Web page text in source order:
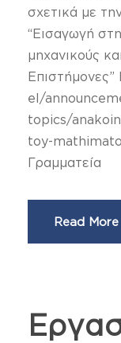
σχετικά με
“Εισαγωγή
μηχανικούς και
el/
topics/
toy-
Γραμματεία
Read More